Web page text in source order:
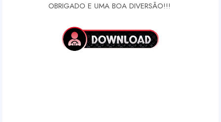
OBRIGADO E UMA BOA DIVERSÃO!!!